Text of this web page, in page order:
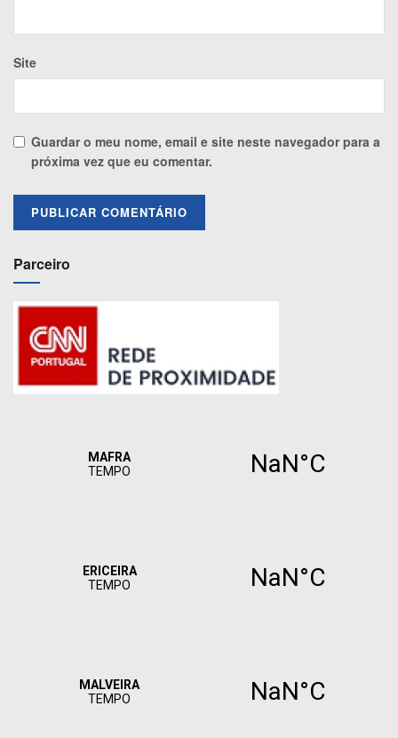
Site
Guardar o meu nome, email e site neste navegador para a
próxima vez que eu comentar.
Parceiro